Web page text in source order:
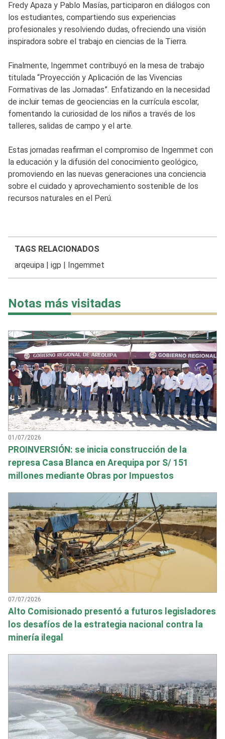
Fredy Apaza y Pablo Masías, participaron en diálogos con
los estudiantes, compartiendo sus experiencias
profesionales y resolviendo dudas, ofreciendo una visión
inspiradora sobre el trabajo en ciencias de la Tierra.
Finalmente, Ingemmet contribuyó en la mesa de trabajo
titulada “Proyección y Aplicación de las Vivencias
Formativas de las Jornadas”. Enfatizando en la necesidad
de incluir temas de geociencias en la currícula escolar,
fomentando la curiosidad de los niños a través de los
talleres, salidas de campo y el arte.
Estas jornadas reafirman el compromiso de Ingemmet con
la educación y la difusión del conocimiento geológico,
promoviendo en las nuevas generaciones una conciencia
sobre el cuidado y aprovechamiento sostenible de los
recursos naturales en el Perú.
TAGS RELACIONADOS
arqeuipa| igp Ingemmet
Notas más visitadas
01/07/2026
PROINVERSIÓN: se inicia construcción de la
represa Casa Blanca en Arequipa por S/ 151
millones mediante Obras por Impuestos
07/07/2026
Alto Comisionado presentó a futuros legisladores
los desafíos de la estrategia nacional contra la
minería ilegal